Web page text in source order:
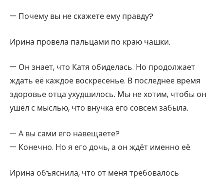
— Почему вы не скажете ему правду?
Ирина провела пальцами по краю чашки.
— Он знает, что Катя обиделась. Но продолжает
ждать её каждое воскресенье. В последнее время
здоровье отца ухудшилось. Мы не хотим, чтобы он
ушёл с мыслью, что внучка его совсем забыла.
— А вы сами его навещаете?
— Конечно. Но я его дочь, а он ждёт именно её.
Ирина объяснила, что от меня требовалось